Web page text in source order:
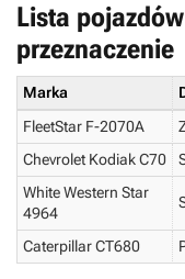
Lista
przeznaczenie
Marka
FleetStar F-2070A
Chevrolet Kodiak C70
White Western Star
4964
Caterpillar CT680